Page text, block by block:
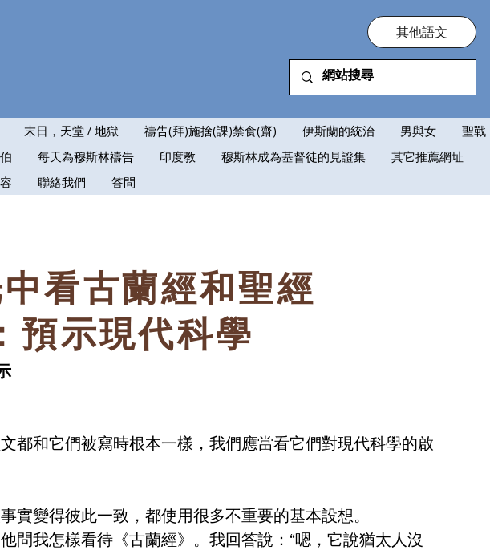
其他語文
末日，天堂 / 地獄 禱告(拜)施捨(課)禁食(齋) 伊斯蘭的統治 男與女
聖戰
每天為穆斯林禱告 印度教 穆斯林成為基督徒的見證集
其它推薦網址
聯絡我們 答問
預示現代科學
看古蘭經和聖經
都和它們被寫時根本一樣，我們應當看它們對現代科學的啟
變得彼此一致，都使用很多不重要的基本設想。
問我怎樣看待《古蘭經》。我回答說：“嗯，它說猶太人沒